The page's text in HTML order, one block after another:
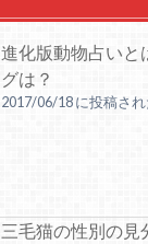
進化版動物占いと
グは？
2017/06/18 に投稿され
三毛猫の性別の見